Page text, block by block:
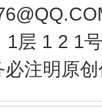
1层 1 2 1
注明原